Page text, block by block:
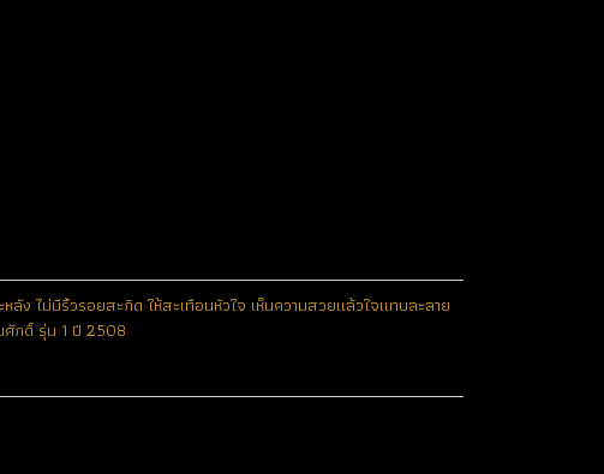
ง ไม่มีริ้วรอยสะกิด ให้สะเทือนหัวใจ เห็นความสวยแล้วใจแทบละลาย
ศักดิ์ รุ่น 1 ปี 2508